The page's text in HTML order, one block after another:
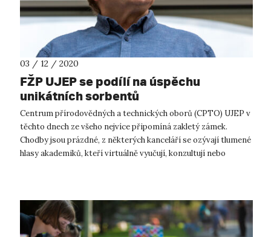
03 / 12 / 2020
FŽP UJEP se podílí na úspěchu
unikátních sorbentů
Centrum přírodovědných a technických oborů (CPTO) UJEP v
těchto dnech ze všeho nejvíce připomíná zakletý zámek.
Chodby jsou prázdné, z některých kanceláří se ozývají tlumené
hlasy akademiků, kteří virtuálně vyučují, konzultují nebo